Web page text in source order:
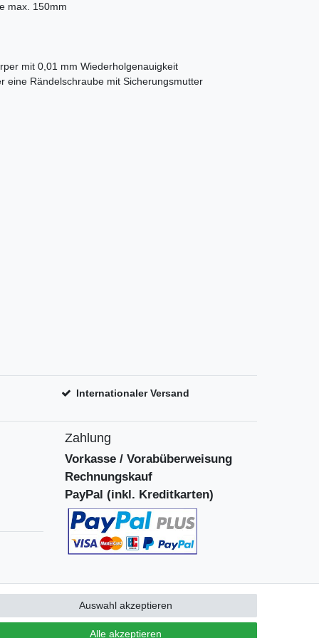
max. 150mm
mit 0,01 mm Wiederholgenauigkeit
eine Rändelschraube mit Sicherungsmutter
Internationaler Versand
Zahlung
Vorkasse / Vorabüberweisung
Rechnungskauf
PayPal (inkl. Kreditkarten)
Alle akzeptieren
Auswahl akzeptieren